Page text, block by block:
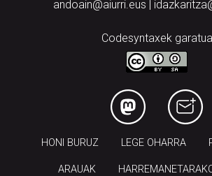
andoain@aiurri.eus |
Codesyntaxek garatua
HONI BURUZ LEGE OHARRA
ARAUAK